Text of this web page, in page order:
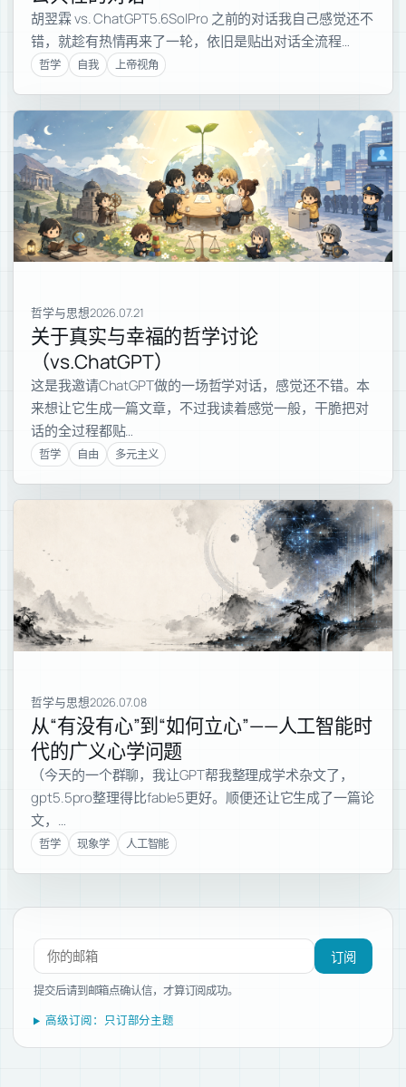
胡翌霖 vs. ChatGPT5.6SolPro 之前的对话我自己感觉还不
错，就趁有热情再来了一轮，依旧是贴出对话全流程…
哲学 自我 上帝视角
哲学与思想2026.07.21
关于真实与幸福的哲学讨论
（vs.ChatGPT）
这是我邀请ChatGPT做的一场哲学对话，感觉还不错。本
来想让它生成一篇文章，不过我读着感觉一般，干脆把对
话的全过程都贴…
哲学 自由 多元主义
哲学与思想2026.07.08
从“有没有心”到“如何立心”——人工智能时
代的广义心学问题
（今天的一个群聊，我让GPT帮我整理成学术杂文了，
gpt5.5pro整理得比fable5更好。顺便还让它生成了一篇论
文，…
哲学 现象学 人工智能
订阅新文章
订阅
提交后请到邮箱点确认信，才算订阅成功。
高级订阅：只订部分主题